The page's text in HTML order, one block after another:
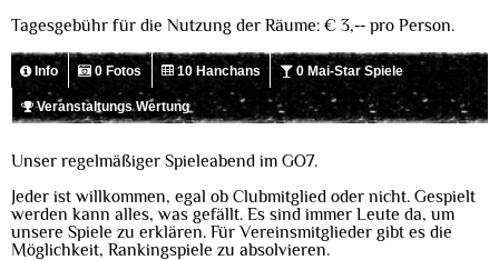
Tagesgebühr für die Nutzung der Räume: € 3,-- pro Person.
Info 0 Fotos 10 Hanchans 0 Mai-Star Spiele
Veranstaltungs Wertung
Unser regelmäßiger Spieleabend im GO7.
Jeder ist willkommen, egal ob Clubmitglied oder nicht. Gespielt
werden kann alles, was gefällt. Es sind immer Leute da, um
unsere Spiele zu erklären. Für Vereinsmitglieder gibt es die
Möglichkeit, Rankingspiele zu absolvieren.